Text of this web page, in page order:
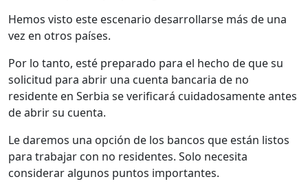
Hemos visto este escenario desarrollarse más de una
vez en otros países.
Por lo tanto, esté preparado para el hecho de que su
solicitud para abrir una cuenta bancaria de no
residente en Serbia se verificará cuidadosamente antes
de abrir su cuenta.
Le daremos una opción de los bancos que están listos
para trabajar con no residentes. Solo necesita
considerar algunos puntos importantes.